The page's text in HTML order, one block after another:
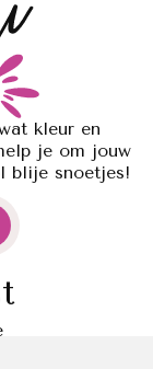
kleur en
je om jouw
blije snoetjes!